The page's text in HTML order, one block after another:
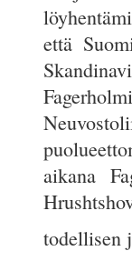
että
aikana
todellisen